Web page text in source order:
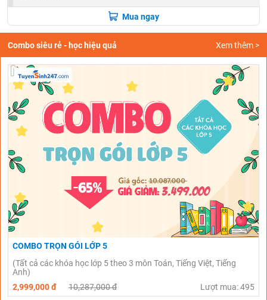
Mua ngay
Combo siêu rẻ - học hiệu quả Xem thêm >
COMBO TRỌN GÓI LỚP 5
(Tất cả các khóa học lớp 5 theo 3 môn Toán, Tiếng Việt, Tiếng
Anh)
2,999,000 đ
10,287,000 đ Lượt mua: 495